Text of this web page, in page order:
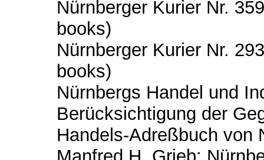
Nürnberger Kurier Nr.
books)
Nürnberger Kurier Nr.
books)
Nürnbergs Handel und
Berücksichtigung der
Handels-Adreßbuch von